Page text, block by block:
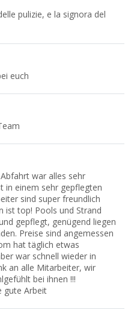
pulizie, e la signora del
euch
war alles sehr
in einem sehr gepflegten
sind super freundlich
ist top! Pools und Strand
gepflegt, genügend liegen
Preise sind angemessen
hat täglich etwas
war schnell wieder in
an alle Mitarbeiter, wir
bei ihnen !!!
gute Arbeit